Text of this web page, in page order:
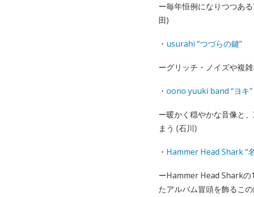
ー毎年恒例になりつつあ
田)
・ usurahi “つづらの鍵”
ーグリッチ・ノイズや複
・ oono yuuki band “ヨキ”
ー暖かく穏やかな音像と
まう (石川)
・ Hammer Head Shark “
ーHammer Head Sharkの
たアルバム冒頭を飾るこ